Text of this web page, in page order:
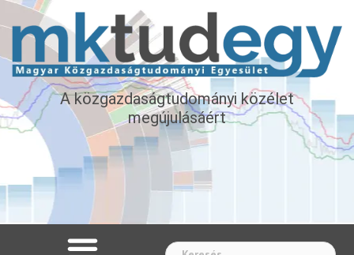
A közgazdaságtudományi közélet
megújulásáért